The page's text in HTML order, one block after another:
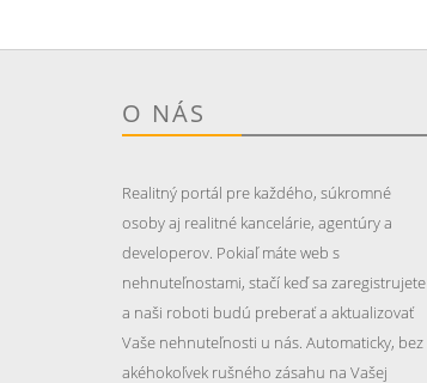
O NÁS
Realitný portál pre každého, súkromné
osoby aj realitné kancelárie, agentúry a
developerov. Pokiaľ máte web s
nehnuteľnostami, stačí keď sa zaregistrujete
a naši roboti budú preberať a aktualizovať
Vaše nehnuteľnosti u nás. Automaticky, bez
akéhokoľvek rušného zásahu na Vašej